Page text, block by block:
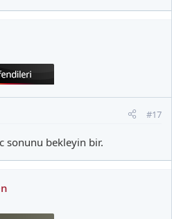
#17
sonunu bekleyin bir.